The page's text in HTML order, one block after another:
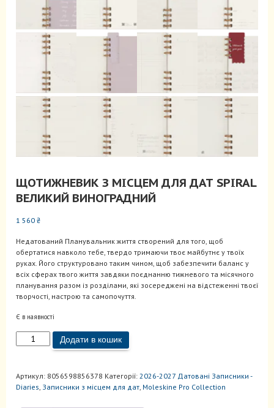
ЩОТИЖНЕВИК З МІСЦЕМ ДЛЯ ДАТ SPIRAL
ВЕЛИКИЙ ВИНОГРАДНИЙ
1 560 ₴
Недатований Планувальник життя створений для того, щоб
обертатися навколо тебе, твердо тримаючи твоє майбутнє у твоїх
руках. Його структуровано таким чином, щоб забезпечити баланс у
всіх сферах твого життя завдяки поєднанню тижневого та місячного
планування разом із розділами, які зосереджені на відстеженні твоєї
творчості, настрою та самопочуття.
Є в наявності
Щотижневик
з
дат
Spiral
Додати в кошик
Артикул: 8056598856378 Категорії: 2026-2027 Датовані Записники -
Diaries, Записники з місцем для дат, Мoleskine Pro Collection